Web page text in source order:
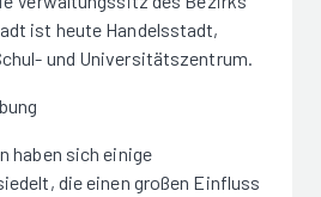
ist heute Handelsstadt,
und Universitätszentrum.
haben sich einige
die einen großen Einfluss